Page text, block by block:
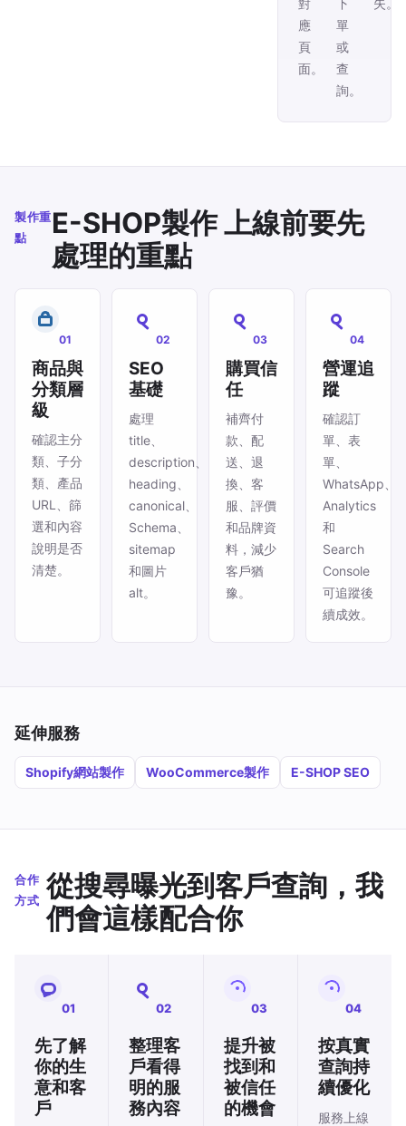
對
應
頁
面。
下
單
或
查
詢。
失。
製作重
點
E-SHOP製作 上線前要先
處理的重點
01
商品與
分類層
級
確認主分
類、子分
類、產品
URL、篩
選和內容
說明是否
清楚。
02
SEO
基礎
處理
title、
description、
heading、
canonical、
Schema、
sitemap
和圖片
alt。
03
購買信
任
補齊付
款、配
送、退
換、客
服、評價
和品牌資
料，減少
客戶猶
豫。
04
營運追
蹤
確認訂
單、表
單、
WhatsApp、
Analytics
和
Search
Console
可追蹤後
續成效。
延伸服務
Shopify網站製作 WooCommerce製作 E-SHOP SEO
合作
方式 從搜尋曝光到客戶查詢，我
們會這樣配合你
01
先了解
你的生
意和客
戶
02
整理客
戶看得
明的服
務內容
03
提升被
找到和
被信任
的機會
04
按真實
查詢持
續優化
服務上線